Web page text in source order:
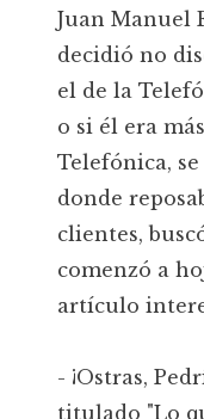
Juan Manuel
decidió no
el de la
o si él era
Telefónica,
donde
clientes,
comenzó a
artículo
- ¡Ostras,
titulado "Lo